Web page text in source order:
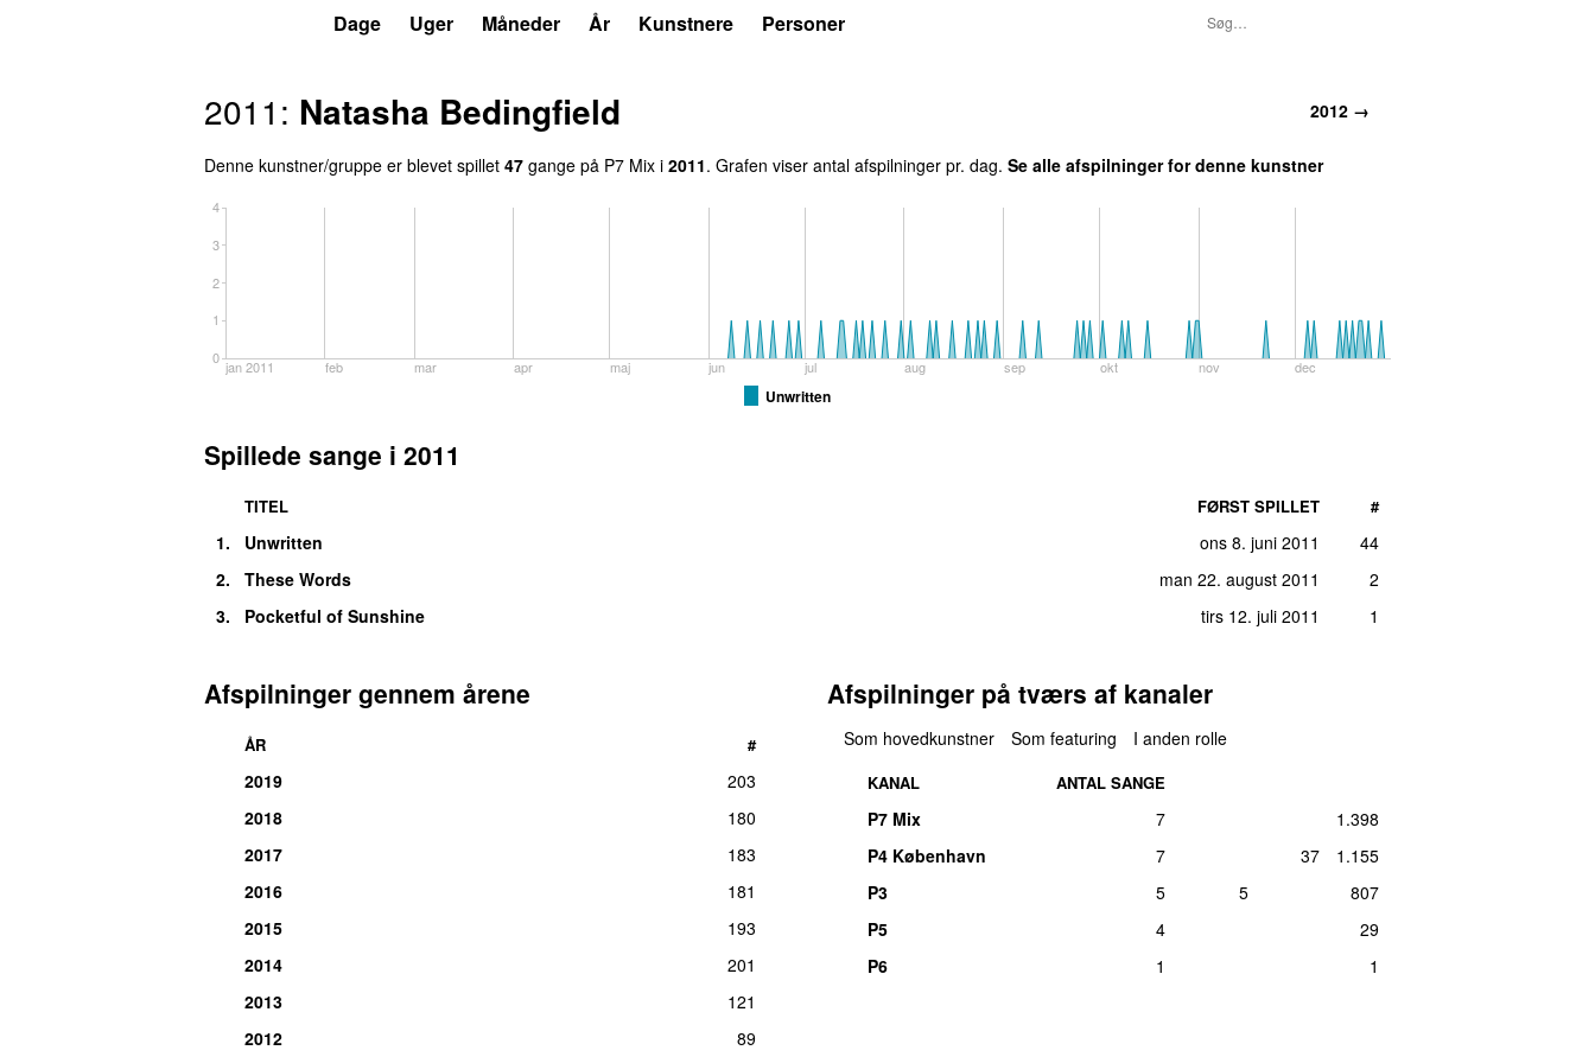
Dage Uger Måneder År Kunstnere Personer
2012 →
2011 : Natasha Bedingfield
Denne kunstner/gruppe er blevet spillet 47 gange på P7 Mix i 2011. Grafen viser antal afspilninger pr. dag. Se alle afspilninger for denne kunstner
0
1
2
3
4
jan 2011 feb mar apr maj jun jul aug sep okt nov dec
Unwritten
Spillede sange i 2011
TITEL FØRST SPILLET #
1. Unwritten ons 8. juni 2011
44
2. These Words man 22. august 2011
2
3. Pocketful of Sunshine tirs 12. juli 2011 1
Afspilninger gennem årene
ÅR #
2019
203
2018
180
2017
183
2016
181
2015
193
2014
201
2013
121
2012
89
Afspilninger på tværs af kanaler
Som hovedkunstner Som featuring I anden rolle
KANAL ANTAL SANGE
P7 Mix 7
1.398
P4 København
7 37
1.155
P3
5 5
807
P5
4
29
P6
1 1